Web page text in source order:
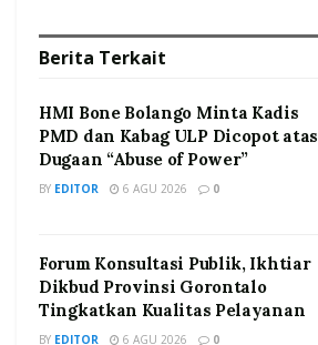
Berita Terkait
HMI Bone Bolango Minta Kadis
PMD dan Kabag ULP Dicopot atas
Dugaan “Abuse of Power”
BY EDITOR 6 AGU 2026 0
Forum Konsultasi Publik, Ikhtiar
Dikbud Provinsi Gorontalo
Tingkatkan Kualitas Pelayanan
BY EDITOR 6 AGU 2026 0